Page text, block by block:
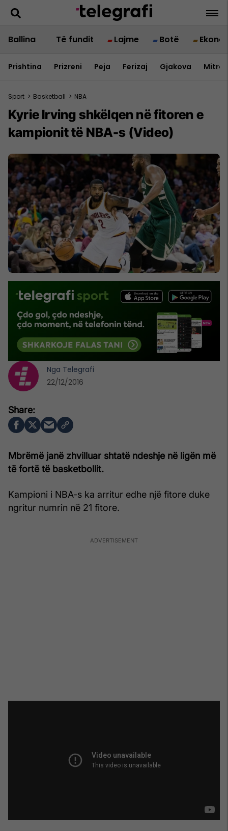
Ballina Të fundit Lajme Botë
Prishtina Prizreni Peja Ferizaj Gjakova
Sport > Basketball > NBA
Kyrie Irving shkëlqen në fitoren e
kampionit të NBA-s (Video)
Mbrëmë janë zhvilluar shtatë ndeshje në ligën më
të fortë të basketbollit.
Kampioni i NBA-s ka arritur edhe një fitore duke
ngritur numrin në 21 fitore.
Nga Telegrafi
22/12/2016